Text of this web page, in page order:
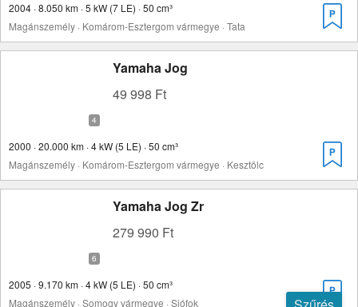
2004 · 8.050 km · 5 kW (7 LE) · 50 cm³
Magánszemély · Komárom-Esztergom vármegye · Tata
Yamaha Jog
49 998 Ft
2000 · 20.000 km · 4 kW (5 LE) · 50 cm³
Magánszemély · Komárom-Esztergom vármegye · Kesztölc
Yamaha Jog Zr
279 990 Ft
2005 · 9.170 km · 4 kW (5 LE) · 50 cm³
Magánszemély · Somogy vármegye · Siófok